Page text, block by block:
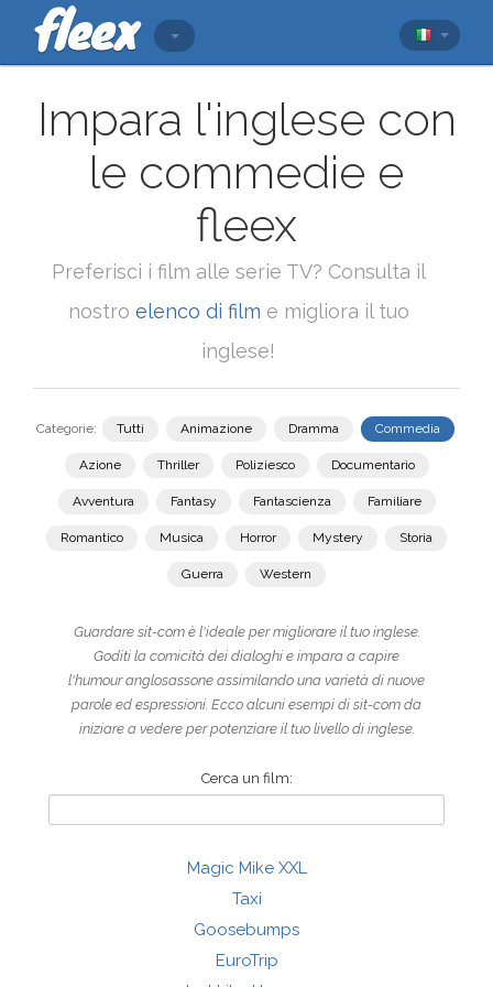
Impara l'inglese con
le commedie e
fleex
Preferisci i film alle serie TV? Consulta il
nostro elenco di film e migliora il tuo
inglese!
Categorie: Tutti Animazione Dramma Commedia
Azione Thriller Poliziesco Documentario
Avventura Fantasy Fantascienza Familiare
Romantico Musica Horror Mystery Storia
Guerra Western
Guardare sit-com è l'ideale per migliorare il tuo inglese.
Goditi la comicità dei dialoghi e impara a capire
l'humour anglosassone assimilando una varietà di nuove
parole ed espressioni. Ecco alcuni esempi di sit-com da
iniziare a vedere per potenziare il tuo livello di inglese.
Cerca un film:
Magic Mike XXL
Taxi
Goosebumps
EuroTrip